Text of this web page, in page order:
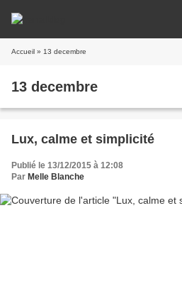
Accueil » 13 decembre
13 decembre
Lux, calme et simplicité
Publié le 13/12/2015 à 12:08
Par Melle Blanche